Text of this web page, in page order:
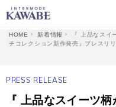
新着情報
『 上品なスイ
チコレクション新作発売』プレスリ
PRESS RELEASE
『 上品なスイーツ